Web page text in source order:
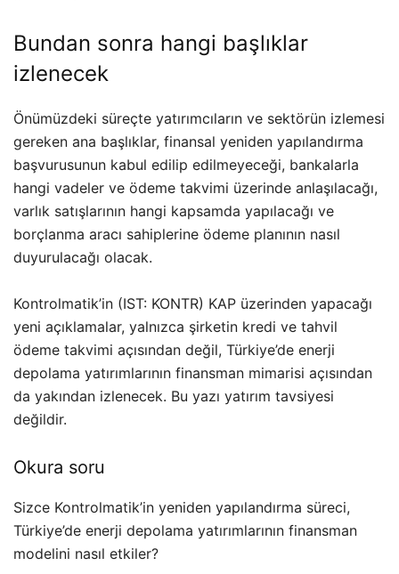
Bundan sonra hangi başlıklar
izlenecek
Önümüzdeki süreçte yatırımcıların ve sektörün izlemesi
gereken ana başlıklar, finansal yeniden yapılandırma
başvurusunun kabul edilip edilmeyeceği, bankalarla
hangi vadeler ve ödeme takvimi üzerinde anlaşılacağı,
varlık satışlarının hangi kapsamda yapılacağı ve
borçlanma aracı sahiplerine ödeme planının nasıl
duyurulacağı olacak.
Kontrolmatik’in (IST: KONTR) KAP üzerinden yapacağı
yeni açıklamalar, yalnızca şirketin kredi ve tahvil
ödeme takvimi açısından değil, Türkiye’de enerji
depolama yatırımlarının finansman mimarisi açısından
da yakından izlenecek. Bu yazı yatırım tavsiyesi
değildir.
Okura soru
Sizce Kontrolmatik’in yeniden yapılandırma süreci,
Türkiye’de enerji depolama yatırımlarının finansman
modelini nasıl etkiler?